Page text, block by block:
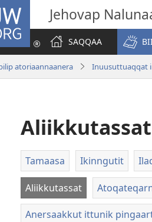
Jehovap
SAQQAA
atoriaannaanera Inuusuttuaqqat
Aliikkutassat
Tamaasa Ikinngutit
Aliikkutassat
Anersaakkut ittunik